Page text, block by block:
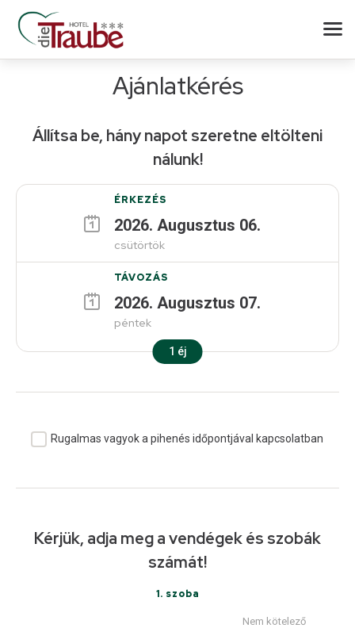
Ajánlatkérés
Állítsa be, hány napot szeretne eltölteni
nálunk!
ÉRKEZÉS
2026. Augusztus 06.
csütörtök
TÁVOZÁS
2026. Augusztus 07.
péntek
1 éj
Rugalmas vagyok a pihenés időpontjával kapcsolatban
Kérjük, adja meg a vendégek és szobák
számát!
1. szoba
Nem kötelező